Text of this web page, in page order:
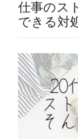
仕事のス
できる対